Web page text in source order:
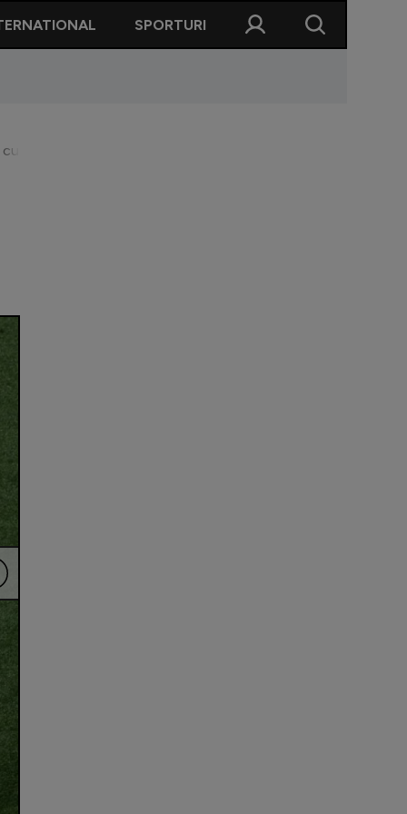
SPORTURI
Ucraina! A fost o adevărată ”rachetă”